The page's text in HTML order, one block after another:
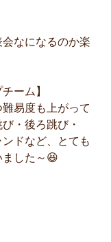
なになるのか楽
ーム】
易度も上がって
・後ろ跳び・
ドなど、とても
した～😆